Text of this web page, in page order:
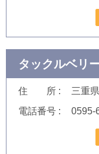
タックルベリ
住 所
三重
電話番号
0595-